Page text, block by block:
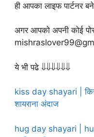
ही आपका लाइफ पार्टनर
अगर आपको अपनी कोई
ये भी पढे ⇓⇓⇓⇓⇓⇓
kiss day shayari |
शायराना अंदाज
hug day shayari |